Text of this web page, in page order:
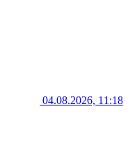
04.08.2026, 11:18